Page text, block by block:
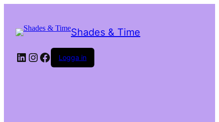
Shades & Time
LinkedIn
Instagram
Facebook
Logga in